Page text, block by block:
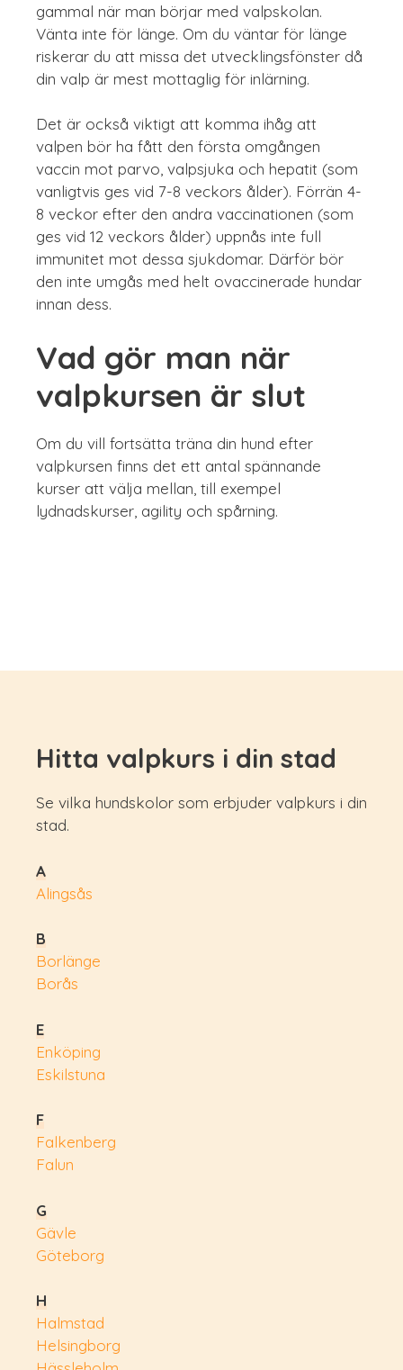
gammal när man börjar med valpskolan.
Vänta inte för länge. Om du väntar för länge
riskerar du att missa det utvecklingsfönster då
din valp är mest mottaglig för inlärning.
Det är också viktigt att komma ihåg att
valpen bör ha fått den första omgången
vaccin mot parvo, valpsjuka och hepatit (som
vanligtvis ges vid 7-8 veckors ålder). Förrän 4-
8 veckor efter den andra vaccinationen (som
ges vid 12 veckors ålder) uppnås inte full
immunitet mot dessa sjukdomar. Därför bör
den inte umgås med helt ovaccinerade hundar
innan dess.
Vad gör man när
valpkursen är slut
Om du vill fortsätta träna din hund efter
valpkursen finns det ett antal spännande
kurser att välja mellan, till exempel
lydnadskurser, agility och spårning.
Hitta valpkurs i din stad
Se vilka hundskolor som erbjuder valpkurs i din
stad.
A
Alingsås
B
Borlänge
Borås
E
Enköping
Eskilstuna
F
Falkenberg
Falun
G
Gävle
Göteborg
H
Halmstad
Helsingborg